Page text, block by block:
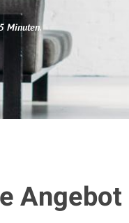
Minuten.
Angebot